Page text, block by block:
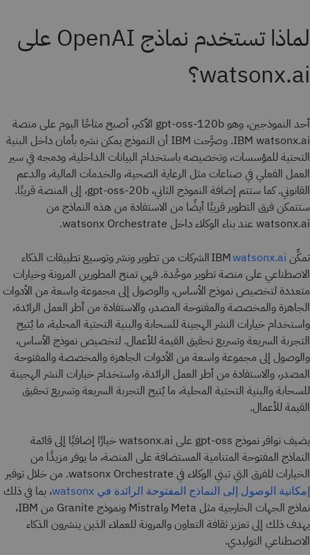
لماذا تستخدم نماذج OpenAI على
watsonx.ai؟
أحد النموذجين، وهو gpt-oss-120b الأكبر، أصبح متاحًا اليوم على منصة
IBM watsonx.ai. وصرَّحت IBM أن النموذج يمكن نشره بأمان داخل البنية
التحتية للمؤسسات، وتخصيصه باستخدام البيانات الداخلية، ودمجه في سير
العمل الفعلي في صناعات مثل الرعاية الصحية، والخدمات المالية، والدعم
القانوني. كما ستتم إضافة النموذج الثاني، gpt-oss-20b، إلى المنصة قريبًا.
ستتمكن فرق التطوير قريبًا أيضًا من الاستفادة من هذه النماذج من
watsonx.ai عند بناء الوكلاء داخل watsonx Orchestrate.
تمكِّن IBM watsonx.ai
الشركات من تطوير ونشر وتوسيع تطبيقات الذكاء
الاصطناعي على منصة تطوير موحَّدة. فهي تمنح المطورين المرونة وخيارات
متعددة لتخصيص نموذج الأساس، والوصول إلى مجموعة واسعة من الأدوات
الجاهزة والمخصصة والمفتوحة المصدر، والاستفادة من أطر العمل الرائدة،
واستخدام خيارات النشر الهجينة للسحابة والبنية التحتية المحلية، ما يُتيح
التجربة السريعة وتسريع تحقيق القيمة للأعمال. لتخصيص نموذج الأساس،
والوصول إلى مجموعة واسعة من الأدوات الجاهزة والمخصصة والمفتوحة
المصدر، والاستفادة من أطر العمل الرائدة، واستخدام خيارات النشر الهجينة
للسحابة والبنية التحتية المحلية، ما يُتيح التجربة السريعة وتسريع تحقيق
القيمة للأعمال.
يضيف توافر نموذج gpt-oss على watsonx.ai خيارًا إضافيًا إلى قائمة
النماذج المفتوحة المتنامية المستضافة على المنصة، ما يوفر مزيدًا من
الخيارات للفرق التي تبني الوكلاء في watsonx Orchestrate. من خلال توفير
إمكانية الوصول إلى النماذج المفتوحة الرائدة في watsonx
، بما في ذلك
نماذج الجهات الخارجية مثل Meta وMistral ونموذج Granite من IBM،
يهدف ذلك إلى تعزيز ثقافة التعاون والمرونة للعملاء الذين ينشرون الذكاء
الاصطناعي التوليدي.